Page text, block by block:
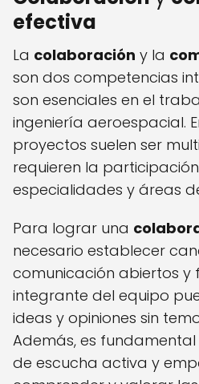
efectiva
La colaboración y la
son dos competencias
son esenciales en el
ingeniería aeroespacial.
proyectos suelen ser
requieren la
especialidades y áreas
Para lograr una
necesario establecer
comunicación abiertos y
integrante del equipo
ideas y opiniones sin
Además, es
de escucha activa y